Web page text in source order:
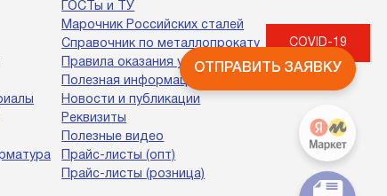
ГОСТы и ТУ
Марочник Российских сталей
Справочник по металлопрокату
Правила оказания услуг
Полезная информация
Новости и публикации
Реквизиты
Полезные видео
Прайс-листы (опт)
Прайс-листы (розница)
COVID-19
ОТПРАВИТЬ ЗАЯВКУ